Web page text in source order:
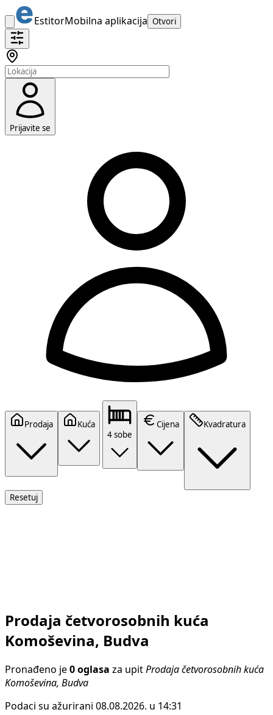
EstitorMobilna aplikacija Otvori
Prijavite se
Prodaja
Kuća
4 sobe
Cijena Kvadratura
Resetuj
Prodaja četvorosobnih kuća
Komoševina, Budva
Pronađeno je 0 oglasa za upit Prodaja četvorosobnih kuća
Komoševina, Budva
Podaci su ažurirani 08.08.2026. u 14:31